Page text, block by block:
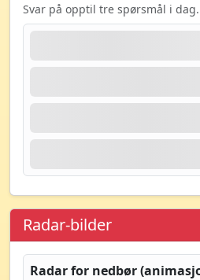
Svar på opptil tre spørsmål i dag.
Radar-bilder
Radar for nedbør